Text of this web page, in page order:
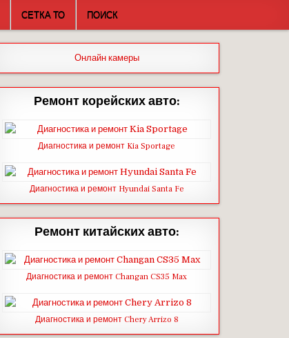
СЕТКА ТО ПОИСК
Онлайн камеры
Ремонт корейских авто:
Диагностика и ремонт Kia Sportage
Диагностика и ремонт Hyundai Santa Fe
Ремонт китайских авто:
Диагностика и ремонт Changan CS35 Max
Диагностика и ремонт Chery Arrizo 8